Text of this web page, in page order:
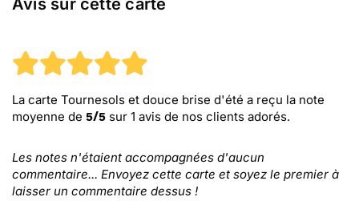
Avis sur cette carte
La carte Tournesols et douce brise d'été a reçu la note
moyenne de 5/5 sur 1 avis de nos clients adorés.
Les notes n'étaient accompagnées d'aucun
commentaire... Envoyez cette carte et soyez le premier à
laisser un commentaire dessus !